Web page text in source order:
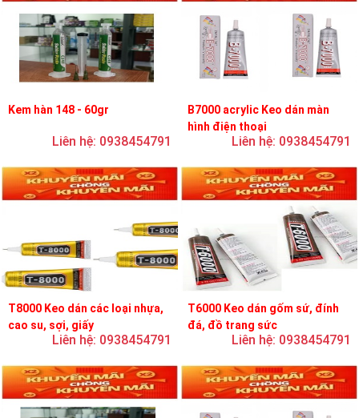
Kem hàn 148 - 60gr
Liên hệ: 0938454791
B7000 acrylic Keo dán màn
hình điện thoại
Liên hệ: 0938454791
T8000 Keo dán các loại nhựa,
cao su, sợi, giấy
Liên hệ: 0938454791
T6000 Keo dán gốm sứ, đính
đá, đồ trang sức
Liên hệ: 0938454791